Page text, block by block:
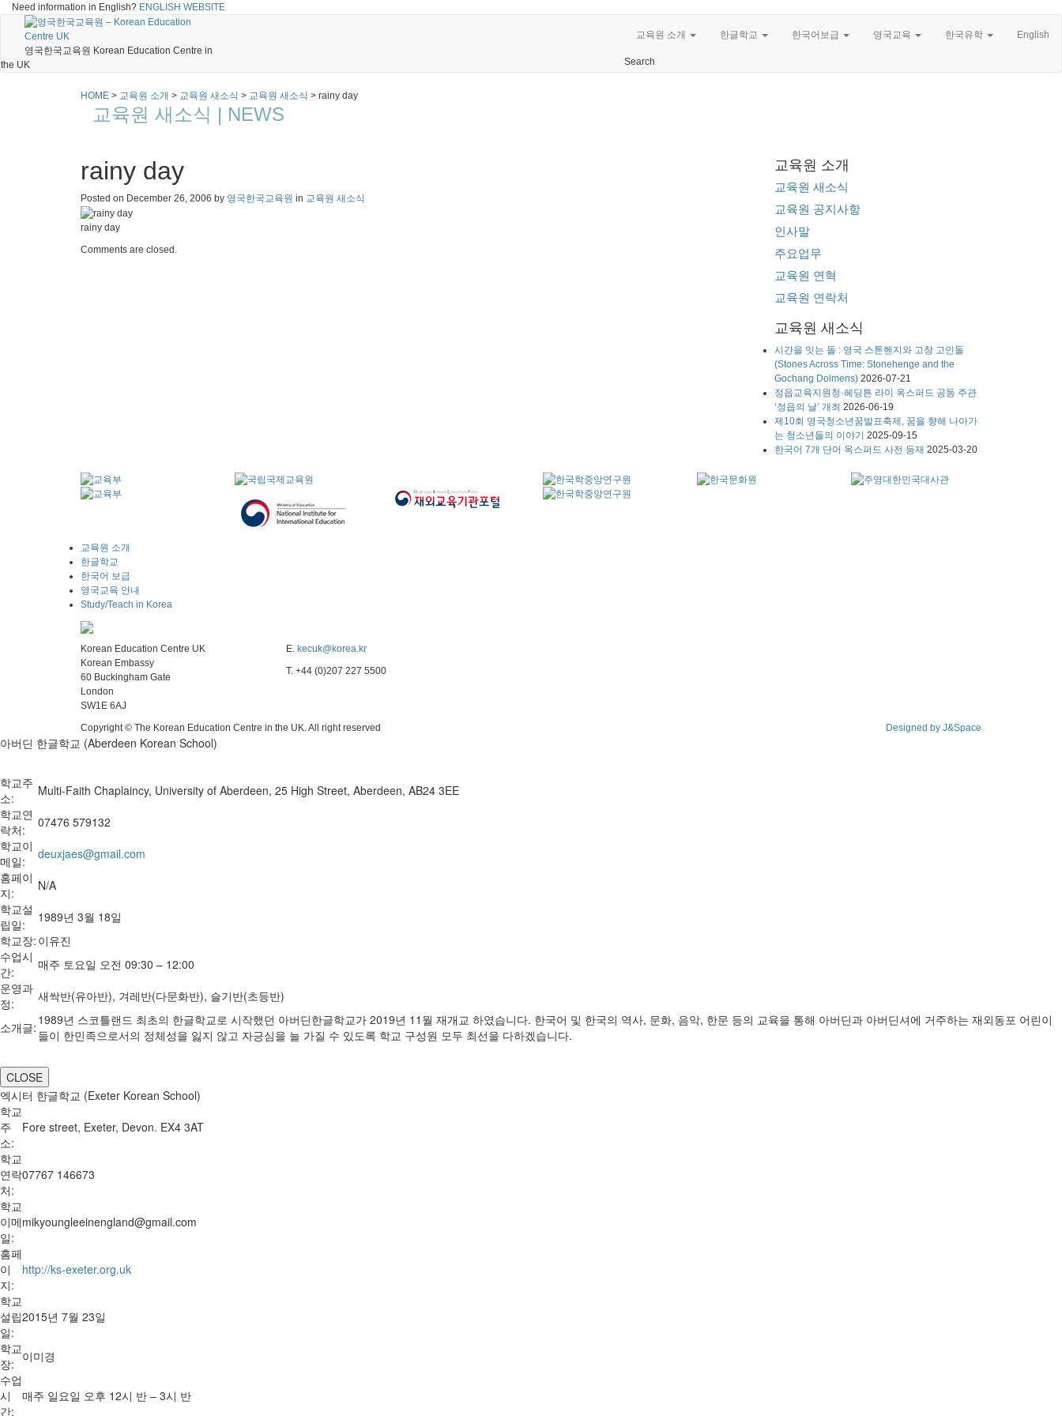
Need information in English? ENGLISH WEBSITE
영국한국교육원 Korean Education Centre in
the UK
교육원 소개 한글학교 한국어보급 영국교육 한국유학 English
Search
HOME > 교육원 소개 > 교육원 새소식 > 교육원 새소식 > rainy day
교육원 새소식 | NEWS
rainy day
Posted on December 26, 2006 by 영국한국교육원 in 교육원 새소식
rainy day
Comments are closed.
교육원 소개
교육원 새소식
교육원 공지사항
인사말
주요업무
교육원 연혁
교육원 연락처
교육원 새소식
시간을 잇는 돌 : 영국 스톤헨지와 고창 고인돌
(Stones Across Time: Stonehenge and the
Gochang Dolmens) 2026-07-21
정읍교육지원청·헤딩튼 라이 옥스퍼드 공동 주관
‘정읍의 날’ 개최 2026-06-19
제10회 영국청소년꿈발표축제, 꿈을 향해 나아가
는 청소년들의 이야기 2025-09-15
한국어 7개 단어 옥스퍼드 사전 등재 2025-03-20
교육원 소개
한글학교
한국어 보급
영국교육 안내
Study/Teach in Korea
Korean Education Centre UK
Korean Embassy
60 Buckingham Gate
London
SW1E 6AJ
E. kecuk@korea.kr
T. +44 (0)207 227 5500
Copyright © The Korean Education Centre in the UK. All right reserved Designed by J&Space
아버딘 한글학교 (Aberdeen Korean School)
학교주
소:
Multi-Faith Chaplaincy, University of Aberdeen, 25 High Street, Aberdeen, AB24 3EE
학교연
락처:
07476 579132
학교이
메일:
deuxjaes@gmail.com
홈페이
지:
N/A
학교설
립일:
1989년 3월 18일
학교장: 이유진
수업시
간:
매주 토요일 오전 09:30 – 12:00
운영과
정:
새싹반(유아반), 겨레반(다문화반), 슬기반(초등반)
소개글: 1989년 스코틀랜드 최초의 한글학교로 시작했던 아버딘한글학교가 2019년 11월 재개교 하였습니다. 한국어 및 한국의 역사, 문화, 음악, 한문 등의 교육을 통해 아버딘과 아버딘셔에 거주하는 재외동포 어린이
들이 한민족으로서의 정체성을 잃지 않고 자긍심을 늘 가질 수 있도록 학교 구성원 모두 최선을 다하겠습니다.
CLOSE
엑시터 한글학교 (Exeter Korean School)
학교
주
소:
Fore street, Exeter, Devon. EX4 3AT
학교
연락
처:
07767 146673
학교
이메
일:
mikyoungleeinengland@gmail.com
홈페
이
지:
http://ks-exeter.org.uk
학교
설립
일:
2015년 7월 23일
학교
장: 이미경
수업
시
간:
매주 일요일 오후 12시 반 – 3시 반